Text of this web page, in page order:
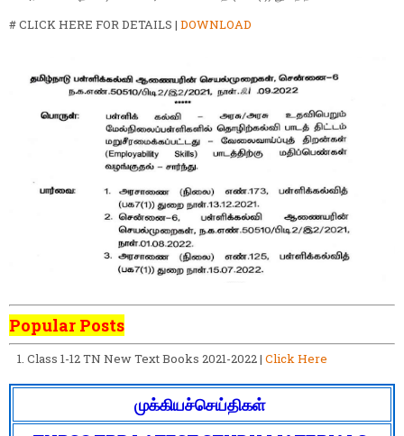
# CLICK HERE FOR DETAILS | DOWNLOAD
Popular Posts
Class 1-12 TN New Text Books 2021-2022 | Click Here
முக்கியச்செய்திகள்